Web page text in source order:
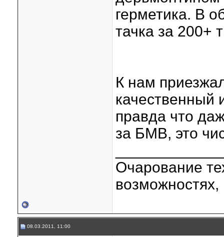
герметика. В
тачка за 200+
К нам
качественный
правда что
за БМВ, это
Очарование
возможностях,
08.03.2011, 11:00